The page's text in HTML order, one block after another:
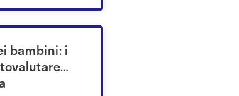
bambini: i